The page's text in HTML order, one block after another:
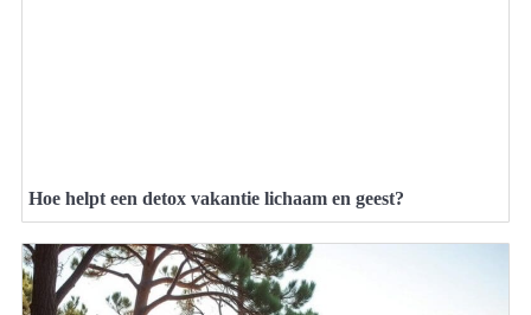
Hoe helpt een detox vakantie lichaam en geest?